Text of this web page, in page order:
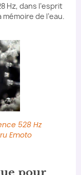
Hz, dans l’esprit
de l’eau.
528 Hz
Emoto